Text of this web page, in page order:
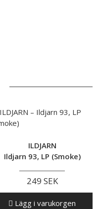
ILDJARN
Ildjarn 93, LP (Smoke)
249 SEK
Lägg i varukorgen